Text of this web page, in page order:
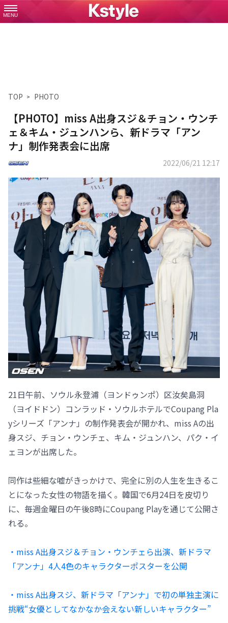
MENU
TOP PHOTO
【PHOTO】miss A出身スジ＆チョン・ウンチ
ェ＆キム・ジュンハンら、新ドラマ「アン
ナ」制作発表会に出席
2022/06/21 12:17
21日午前、ソウル永登浦（ヨンドゥンポ）区汝矣島洞
（ヨイドドン）コンラッド・ソウルホテルでCoupang Pla
yシリーズ「アンナ」の制作発表会が開かれ、miss Aの出
身スジ、チョン・ウンチェ、キム・ジュンハン、パク・イ
ェヨンが出席した。
同作は些細な嘘がきっかけで、完全に別の人生を生きるこ
とになった女性の物語を描く。韓国で6月24日を皮切り
に、毎週金曜日の午後8時にCoupang Playを通じて公開さ
れる。
・miss A出身スジ＆チョン・ウンチェら出演、新ドラマ
「アンナ」4人4色のキャラクターポスターを公開
・miss A出身スジ、新ドラマ「アンナ」で初の単独主演に
挑戦“女優としてなかなか会えない新しいキャラクター”